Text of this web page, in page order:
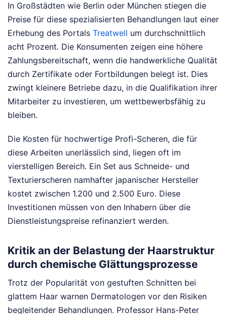
In Großstädten wie Berlin oder München stiegen die
Preise für diese spezialisierten Behandlungen laut einer
Erhebung des Portals Treatwell um durchschnittlich
acht Prozent. Die Konsumenten zeigen eine höhere
Zahlungsbereitschaft, wenn die handwerkliche Qualität
durch Zertifikate oder Fortbildungen belegt ist. Dies
zwingt kleinere Betriebe dazu, in die Qualifikation ihrer
Mitarbeiter zu investieren, um wettbewerbsfähig zu
bleiben.
Die Kosten für hochwertige Profi-Scheren, die für
diese Arbeiten unerlässlich sind, liegen oft im
vierstelligen Bereich. Ein Set aus Schneide- und
Texturierscheren namhafter japanischer Hersteller
kostet zwischen 1.200 und 2.500 Euro. Diese
Investitionen müssen von den Inhabern über die
Dienstleistungspreise refinanziert werden.
Kritik an der Belastung der Haarstruktur
durch chemische Glättungsprozesse
Trotz der Popularität von gestuften Schnitten bei
glattem Haar warnen Dermatologen vor den Risiken
begleitender Behandlungen. Professor Hans-Peter